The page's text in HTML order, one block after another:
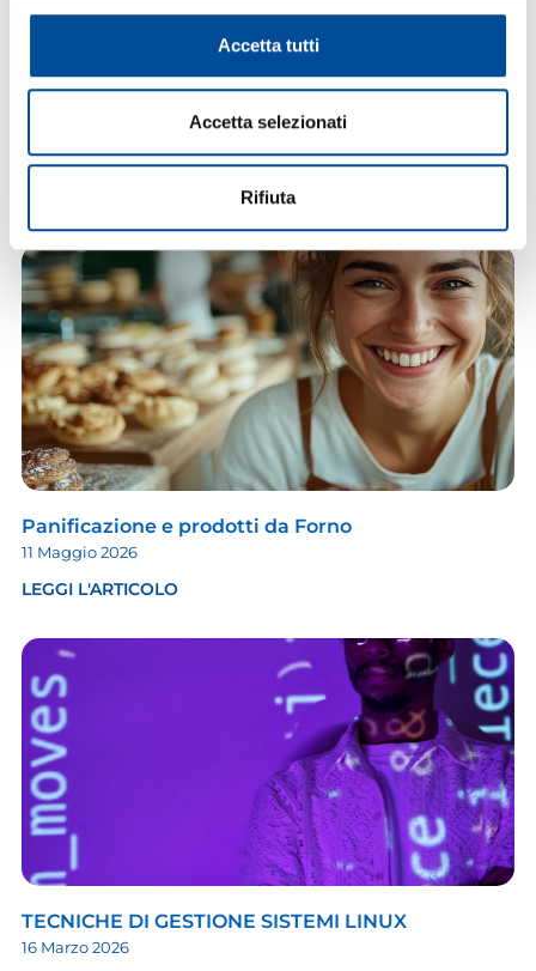
Accetta tutti
Accetta selezionati
Rifiuta
TECNICHE DI PASTICCERIA | LIVELLO AVANZATO
11 Maggio 2026
Panificazione e prodotti da Forno
11 Maggio 2026
LEGGI L'ARTICOLO
TECNICHE DI GESTIONE SISTEMI LINUX
16 Marzo 2026